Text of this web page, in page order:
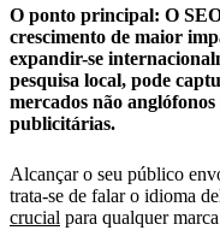
O ponto principal: O
crescimento de maior
expandir-se
pesquisa local, pode
mercados não
publicitárias.
Alcançar o seu público
trata-se de falar o idioma
crucial para qualquer